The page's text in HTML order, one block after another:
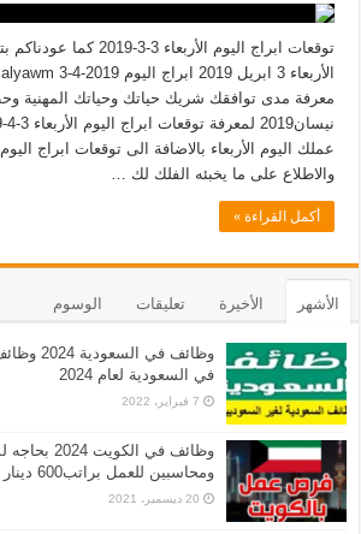
توقعات ابراج اليوم الأربعاء
والاطلاع على ما يخبئه الفلك لك …
أكمل القراءة »
الأشهر الأخيرة تعليقات الوسوم
وظائف في
في السعودية لعام 2024
7 فبراير، 2022
وظائف في
ومحاسبين للعمل براتب600 دينار
20 ديسمبر، 2021